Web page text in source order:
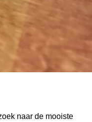
naar de mooiste